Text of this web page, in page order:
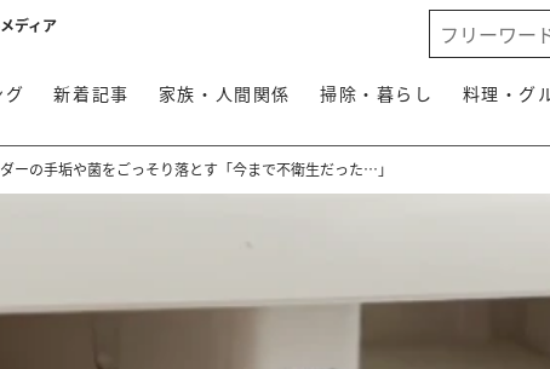
ディア
グ 新着記事 家族・人間関係 掃除・暮らし 料理・グ
ーの手垢や菌をごっそり落とす「今まで不衛生だった…」